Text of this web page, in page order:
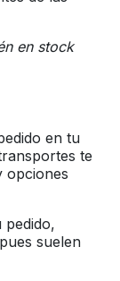
en stock
en tu
te
opciones
pedido,
suelen